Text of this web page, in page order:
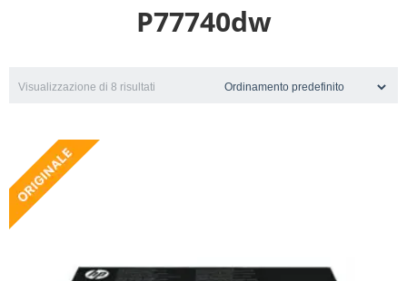
P77740dw
Visualizzazione di 8 risultati